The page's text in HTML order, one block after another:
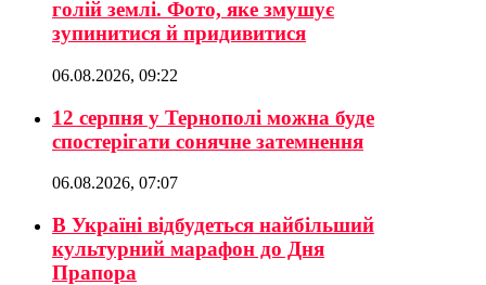
голій землі. Фото, яке змушує
зупинитися й придивитися
06.08.2026, 09:22
12 серпня у Тернополі можна буде
спостерігати сонячне затемнення
06.08.2026, 07:07
В Україні відбудеться найбільший
культурний марафон до Дня
Прапора